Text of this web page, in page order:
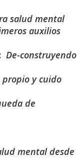
salud mental
auxilios
De-construyendo
propio y cuido
de
mental desde